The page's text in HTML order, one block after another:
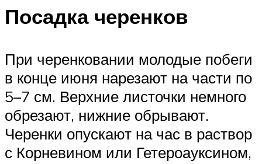
Посадка черенков
При черенковании молодые побеги
в конце июня нарезают на части по
5–7 см. Верхние листочки немного
обрезают, нижние обрывают.
Черенки опускают на час в раствор
с Корневином или Гетероауксином,